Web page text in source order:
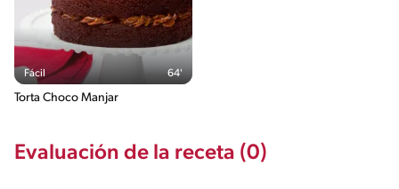
Fácil 64'
Torta Choco Manjar
Evaluación de la receta (0)